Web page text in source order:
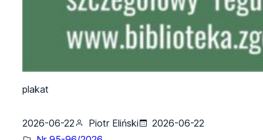
plakat
2026-06-22 Piotr Eliński
2026-06-22